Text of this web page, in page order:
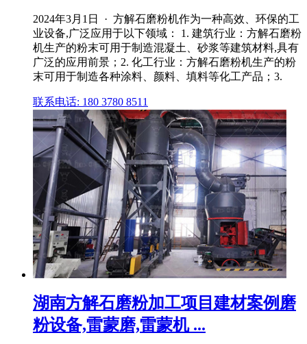
2024年3月1日 · 方解石磨粉机作为一种高效、环保的工
业设备,广泛应用于以下领域： 1. 建筑行业：方解石磨粉
机生产的粉末可用于制造混凝土、砂浆等建筑材料,具有
广泛的应用前景；2. 化工行业：方解石磨粉机生产的粉
末可用于制造各种涂料、颜料、填料等化工产品；3.
联系电话: 180 3780 8511
湖南方解石磨粉加工项目建材案例磨
粉设备,雷蒙磨,雷蒙机 ...